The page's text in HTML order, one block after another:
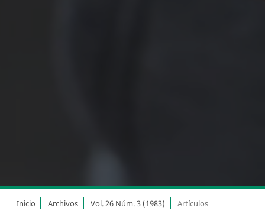
Inicio Archivos Vol. 26 Núm. 3 (1983) Artículos